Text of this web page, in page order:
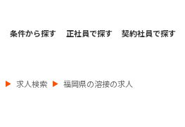
条件から探す 正社員で探す 契約社員で探す
求人検索 福岡県の溶接の求人